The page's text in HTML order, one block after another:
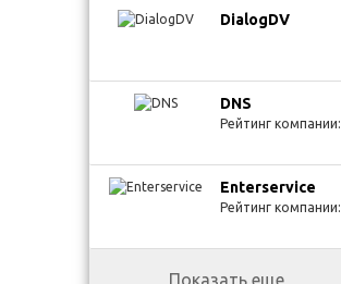
DialogDV
DNS
Рейтинг компании:
Enterservice
Рейтинг компании:
Показать еще